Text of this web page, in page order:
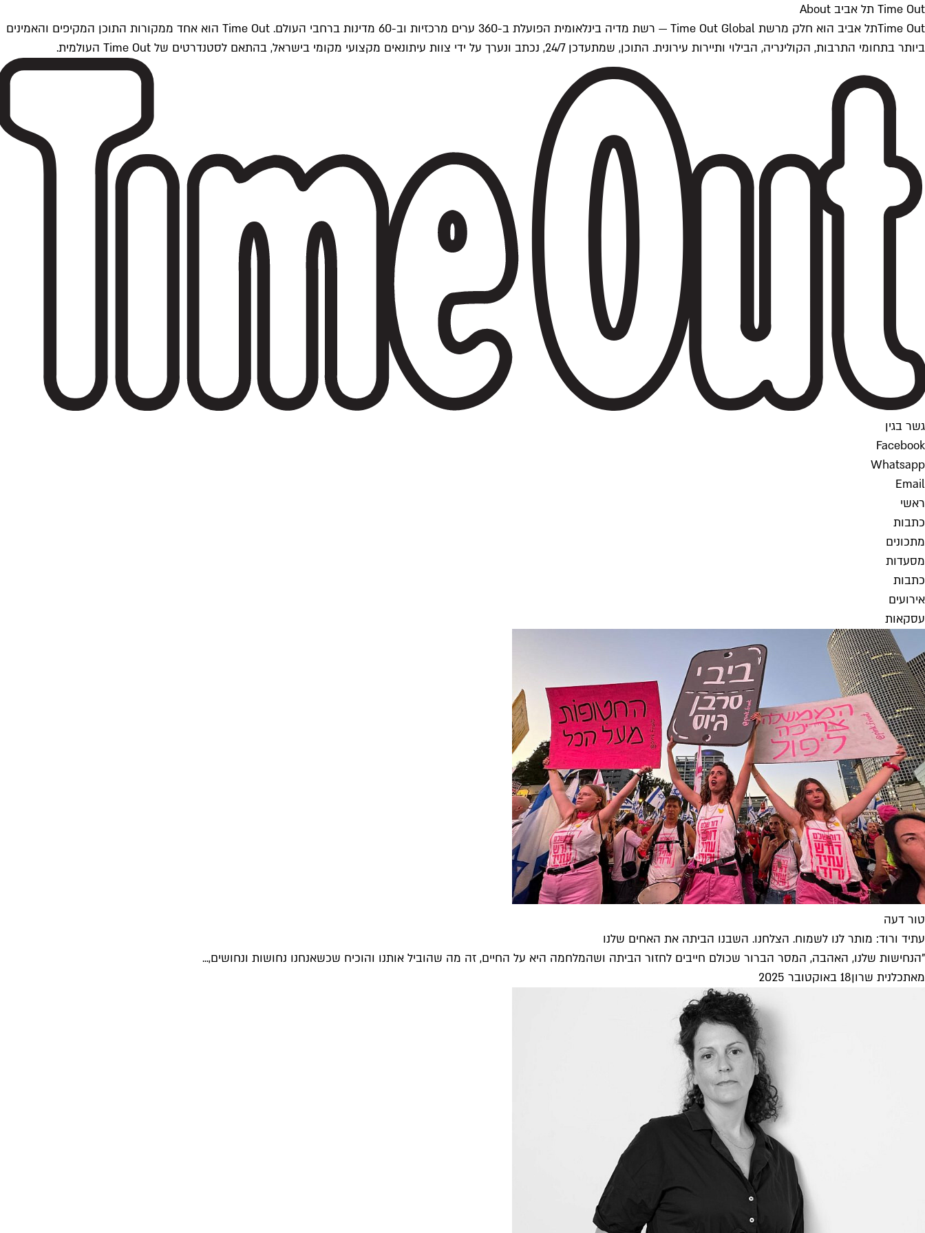
Time Out תל אביב About
Time Outתל אביב הוא חלק מרשת Time Out Global — רשת מדיה בינלאומית הפועלת ב-360 ערים מרכזיות וב-60 מדינות ברחבי העולם. Time Out הוא אחד ממקורות התוכן המקיפים והאמינים
ביותר בתחומי התרבות, הקולינריה, הבילוי ותיירות עירונית. התוכן, שמתעדכן 24/7, נכתב ונערך על ידי צוות עיתונאים מקצועי מקומי בישראל, בהתאם לסטנדרטים של Time Out העולמית.
גשר בגין
Facebook
Whatsapp
Email
ראשי
כתבות
מתכונים
מסעדות
כתבות
אירועים
עסקאות
טור דעה
עתיד ורוד: מותר לנו לשמוח. הצלחנו. השבנו הביתה את האחים שלנו
"הנחישות שלנו, האהבה, המסר הברור שכולם חייבים לחזור הביתה ושהמלחמה היא על החיים, זה מה שהוביל אותנו והוכיח שכשאנחנו נחושות ונחושים,...
מאתכלנית שרון18 באוקטובר 2025